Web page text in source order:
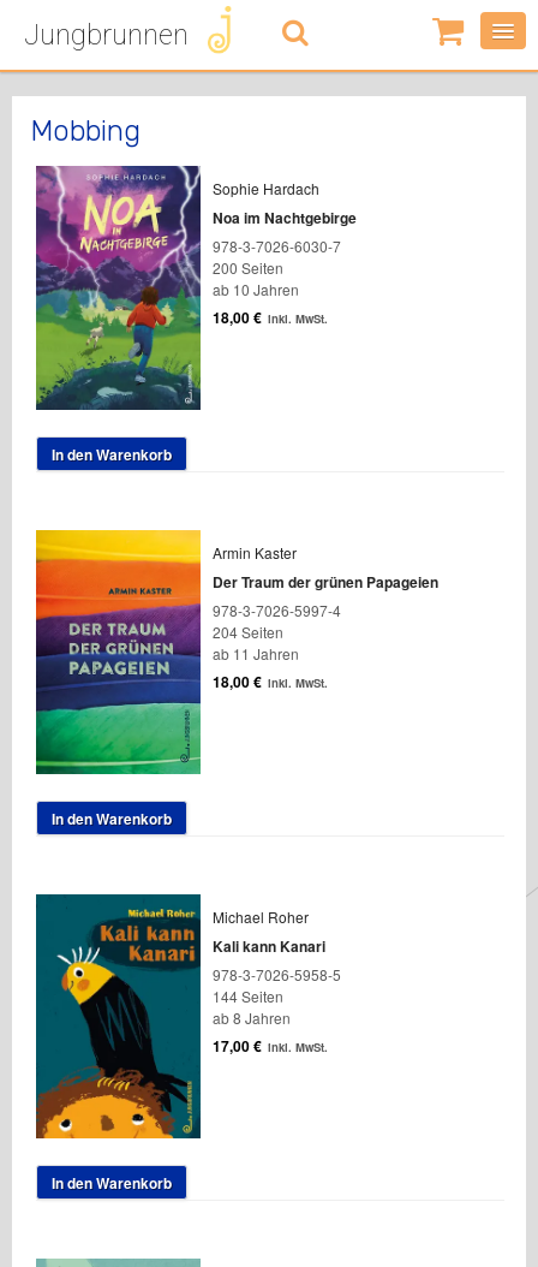
Jungbrunnen
0
Artikel
-
Mobbing
Sophie Hardach
Noa im Nachtgebirge
978-3-7026-6030-7
200 Seiten
ab 10 Jahren
18,00€ inkl. MwSt.
In den Warenkorb
Armin Kaster
Der Traum der grünen Papageien
978-3-7026-5997-4
204 Seiten
ab 11 Jahren
18,00€ inkl. MwSt.
In den Warenkorb
Michael Roher
Kali kann Kanari
978-3-7026-5958-5
144 Seiten
ab 8 Jahren
17,00€ inkl. MwSt.
In den Warenkorb